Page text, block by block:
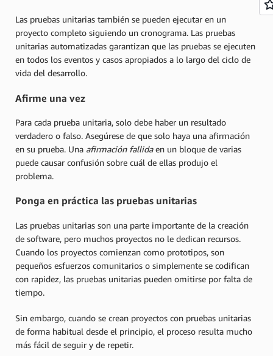
Las pruebas unitarias también se pueden ejecutar en un
proyecto completo siguiendo un cronograma. Las pruebas
unitarias automatizadas garantizan que las pruebas se ejecuten
en todos los eventos y casos apropiados a lo largo del ciclo de
vida del desarrollo.
Afirme una vez
Para cada prueba unitaria, solo debe haber un resultado
verdadero o falso. Asegúrese de que solo haya una afirmación
en su prueba. Una afirmación fallidaen un bloque de varias
puede causar confusión sobre cuál de ellas produjo el
problema.
Ponga en práctica las pruebas unitarias
Las pruebas unitarias son una parte importante de la creación
de software, pero muchos proyectos no le dedican recursos.
Cuando los proyectos comienzan como prototipos, son
pequeños esfuerzos comunitarios o simplemente se codifican
con rapidez, las pruebas unitarias pueden omitirse por falta de
tiempo.
Sin embargo, cuando se crean proyectos con pruebas unitarias
de forma habitual desde el principio, el proceso resulta mucho
más fácil de seguir y de repetir.